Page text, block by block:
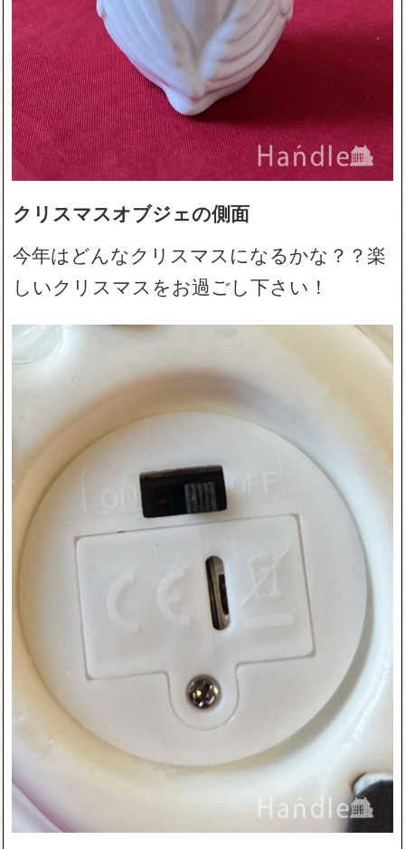
クリスマスオブジェの側面
今年はどんなクリスマスになるかな？？楽
しいクリスマスをお過ごし下さい！